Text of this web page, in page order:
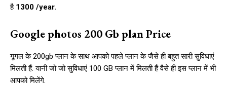
है₹1300 /year.
Google photos 200 Gb plan Price
गूगल के 200gb प्लान के साथ आपको पहले प्लान के जैसे ही बहुत सारी सुविधाएं
मिलती हैं. यानी जो जो सुविधाएं 100 GB प्लान में मिलती हैं वैसे ही इस प्लान में भी
आपको मिलेंगे.